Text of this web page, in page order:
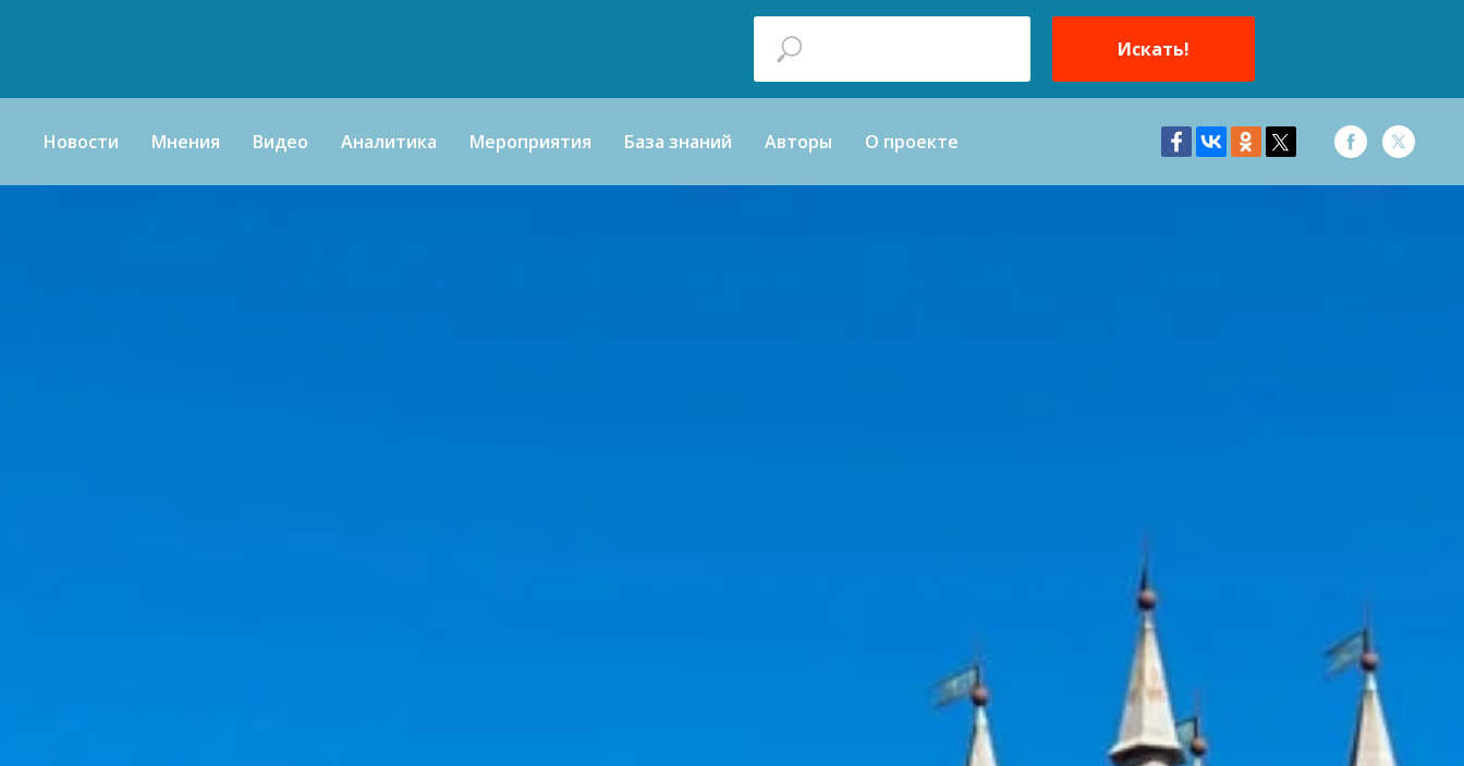
Искать!
Новости Мнения Видео Аналитика Мероприятия База знаний Авторы О проекте